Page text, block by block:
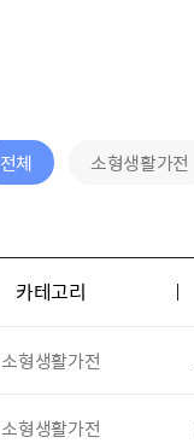
전체 소형생활가전
카테고리
소형생활가전
소형생활가전